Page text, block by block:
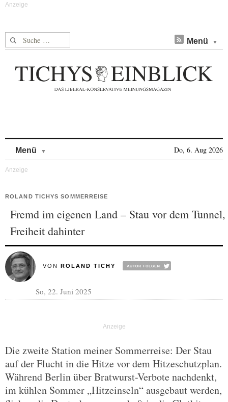
Suche nach: Menü
Menü Do, 6. Aug 2026
ROLAND TICHYS SOMMERREISE
Fremd im eigenen Land – Stau vor dem Tunnel,
Freiheit dahinter
VON ROLAND TICHY
So, 22. Juni 2025
Die zweite Station meiner Sommerreise: Der Stau
auf der Flucht in die Hitze vor dem Hitzeschutzplan.
Während Berlin über Bratwurst-Verbote nachdenkt,
im kühlen Sommer „Hitzeinseln“ ausgebaut werden,